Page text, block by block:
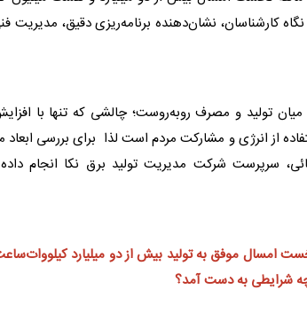
کارشناسان، نشان‌دهنده برنامه‌ریزی دقیق، مدیریت
تولید و مصرف روبه‌روست؛ چالشی که تنها با
از انرژی و مشارکت مردم است لذا برای بررسی
سرپرست شرکت مدیریت تولید برق نکا انجام
امسال موفق به تولید بیش از دو میلیارد
چه شرایطی به دست آمد؟